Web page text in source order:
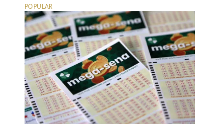
POPULAR